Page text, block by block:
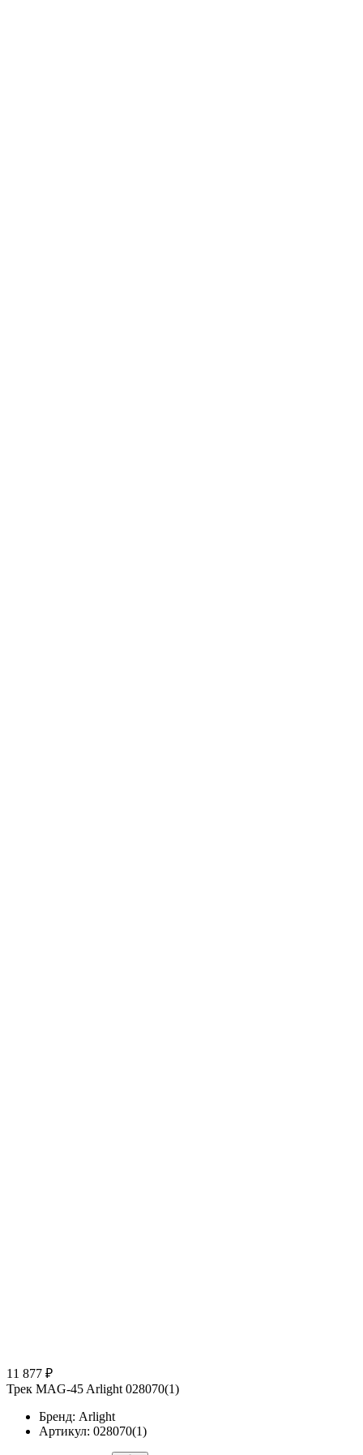
11 877 ₽
Трек MAG-45 Arlight 028070(1)
Бренд: Arlight
Артикул: 028070(1)